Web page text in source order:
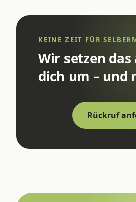
KEINE ZEIT FÜR
Wir setzen
dich um – und
Rückruf